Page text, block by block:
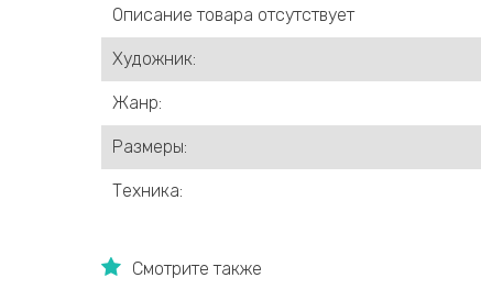
Описание товара отсутствует
Художник:
Жанр:
Размеры:
Техника:
Смотрите также